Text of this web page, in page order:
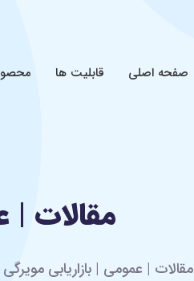
صفحه اصلی قابلیت ها
مقالات
مقالات | عمومی | بازاریابی